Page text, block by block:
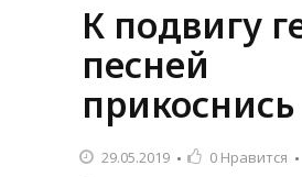
К подвигу
песней
прикоснись
29.05.2019 0 Нравится